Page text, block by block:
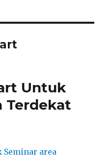
Untuk
Terdekat